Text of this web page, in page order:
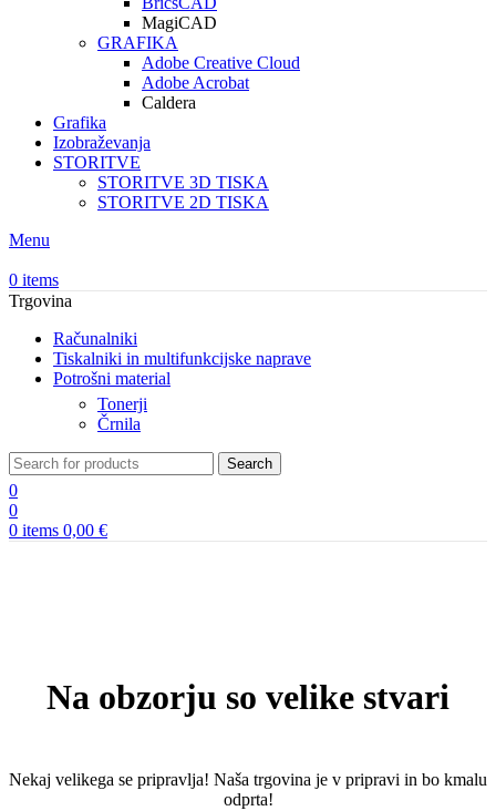
MagiCAD
GRAFIKA
Adobe Creative Cloud
Adobe Acrobat
Caldera
Grafika
Izobraževanja
STORITVE
STORITVE 3D TISKA
STORITVE 2D TISKA
Menu
0 items
Trgovina
Računalniki
Tiskalniki in multifunkcijske naprave
Potrošni material
Tonerji
Črnila
Search
0
0
0 items 0,00 €
Na obzorju so velike stvari
Nekaj ​​velikega se pripravlja! Naša trgovina je v pripravi in ​​bo kmalu
odprta!